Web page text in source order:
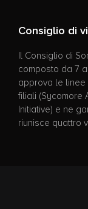
Consiglio di
Il Consiglio di
composto da 7
approva le
filiali (Sycomore
Initiative) e ne
riunisce quattro